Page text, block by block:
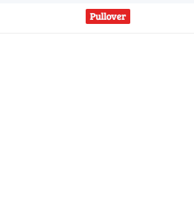
Pullover